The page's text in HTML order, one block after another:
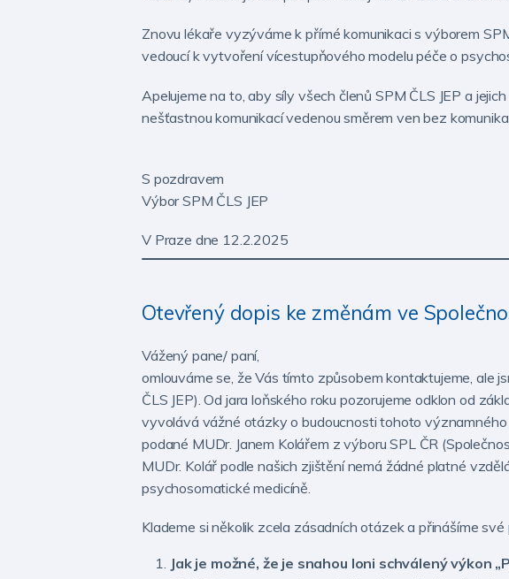
Znovu lékaře vyzýváme k přímé komunikaci s výborem
vedoucí k vytvoření vícestupňového modelu péče o
Apelujeme na to, aby síly všech členů SPM ČLS JEP a
nešťastnou komunikací vedenou směrem ven bez
S pozdravem
Výbor SPM ČLS JEP
V Praze dne 12.2.2025
Otevřený dopis ke změnám ve
Vážený pane/ paní,
omlouváme se, že Vás tímto způsobem kontaktujeme, ale
ČLS JEP). Od jara loňského roku pozorujeme odklon od
vyvolává vážné otázky o budoucnosti tohoto
podané MUDr. Janem Kolářem z výboru SPL ČR
MUDr. Kolář podle našich zjištění nemá žádné platné
psychosomatické medicíně.
Klademe si několik zcela zásadních otázek a přinášíme
Jak je možné, že je snahou loni schválený výkon